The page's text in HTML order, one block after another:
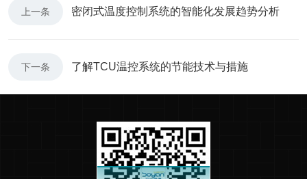
上一条 密闭式温度控制系统的智能化发展趋势分析
下一条 了解TCU温控系统的节能技术与措施